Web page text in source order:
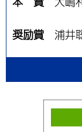
奨励賞 浦井